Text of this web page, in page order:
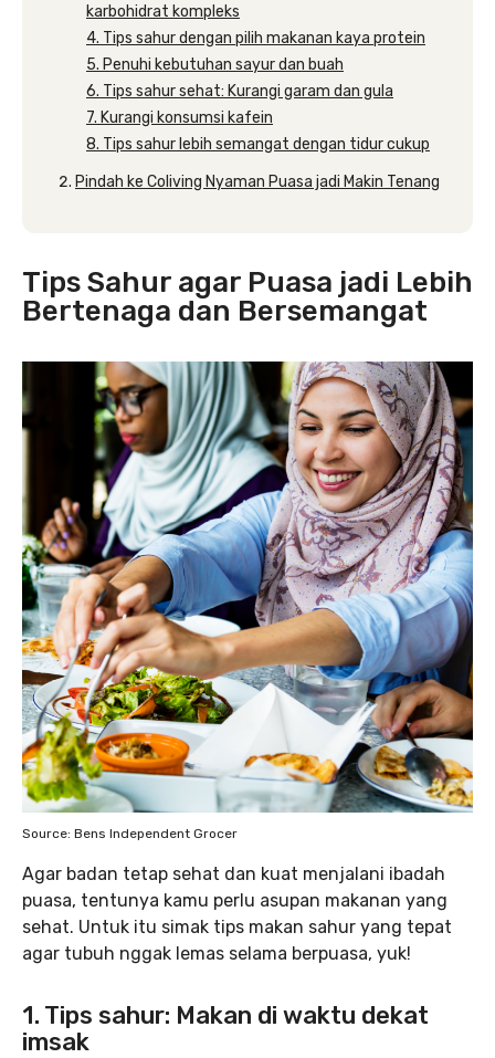
karbohidrat kompleks
4. Tips sahur dengan pilih makanan kaya protein
5. Penuhi kebutuhan sayur dan buah
6. Tips sahur sehat: Kurangi garam dan gula
7. Kurangi konsumsi kafein
8. Tips sahur lebih semangat dengan tidur cukup
Pindah ke Coliving Nyaman Puasa jadi Makin Tenang
Tips Sahur agar Puasa jadi Lebih
Bertenaga dan Bersemangat
Source: Bens Independent Grocer
Agar badan tetap sehat dan kuat menjalani ibadah
puasa, tentunya kamu perlu asupan makanan yang
sehat. Untuk itu simak tips makan sahur yang tepat
agar tubuh nggak lemas selama berpuasa, yuk!
1. Tips sahur: Makan di waktu dekat
imsak